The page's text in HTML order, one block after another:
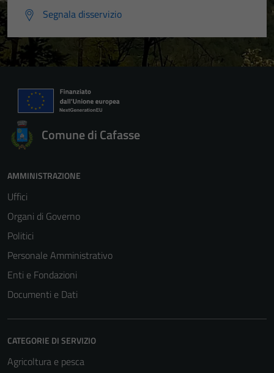
Segnala disservizio
Comune di Cafasse
AMMINISTRAZIONE
Uffici
Organi di Governo
Politici
Personale Amministrativo
Enti e Fondazioni
Documenti e Dati
CATEGORIE DI SERVIZIO
Agricoltura e pesca